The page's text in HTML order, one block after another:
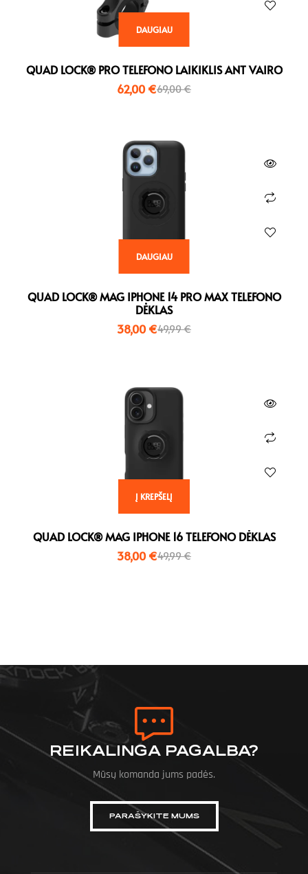
DAUGIAU
QUAD LOCK® PRO TELEFONO LAIKIKLIS ANT VAIRO
69,00€
62,00 €
DAUGIAU
QUAD LOCK® MAG IPHONE 14 PRO MAX TELEFONO
DĖKLAS
49,99€
38,00 €
Į KREPŠELĮ
QUAD LOCK® MAG IPHONE 16 TELEFONO DĖKLAS
49,99€
38,00 €
REIKALINGA PAGALBA?
Mūsų komanda jums padės.
PARAŠYKITE MUMS